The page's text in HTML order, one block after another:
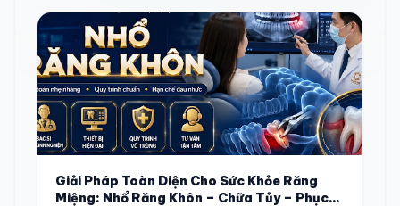
Giải Pháp Toàn Diện Cho Sức Khỏe Răng
Miệng: Nhổ Răng Khôn – Chữa Tủy – Phục